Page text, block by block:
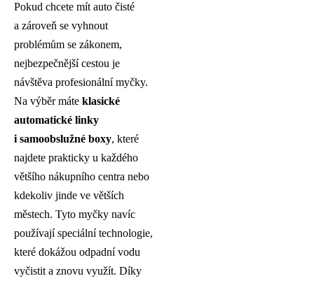
Pokud chcete mít auto čisté
a zároveň se vyhnout
problémům se zákonem,
nejbezpečnější cestou je
návštěva profesionální myčky.
Na výběr máte klasické
automatické linky
i samoobslužné boxy, které
najdete prakticky u každého
většího nákupního centra nebo
kdekoliv jinde ve větších
městech. Tyto myčky navíc
používají speciální technologie,
které dokážou odpadní vodu
vyčistit a znovu využít. Díky